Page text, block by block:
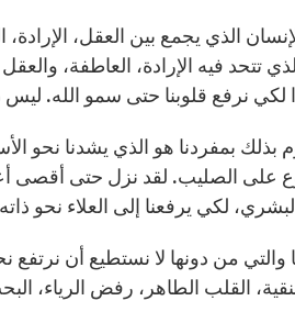
الذي يجمع بين العقل، الإرادة،
فيه الإرادة، العاطفة،
بذلك بمفردنا هو الذي يشدنا نحو
على الصليب. لقد نزل حتى أقصى
24، والتي تتعلق بارتقائنا والتي من دونها لا نستطيع